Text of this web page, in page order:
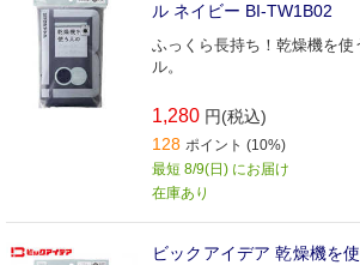
ル ネイビー BI-TW1B02
ふっくら長持ち！乾燥機を使
ル。
1,280 円(税込)
128 ポイント (10%)
最短 8/9(日) にお届け
在庫あり
ビックアイデア 乾燥機を